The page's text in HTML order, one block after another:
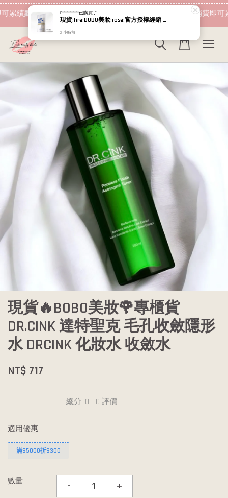
累績點數 下筆消費即可折抵 加入會員 消費即可
現貨🔥BOBO美妝🌹專櫃貨
DR.CINK 達特聖克 毛孔收斂隱形
水 DRCINK 化妝水 收斂水
NT$ 717
總分: 0 - 0 評價
適用優惠
滿$5000折$300
數量 - +
C***********已購買了
現貨:fire:BOBO美妝:rose:官方授權經銷 日本NIPPI 日本製100%純膠原蛋白胜肽白金版 1盒3袋(附5g湯匙) 易吸收
2 小時前